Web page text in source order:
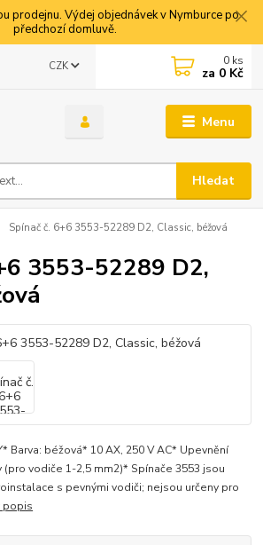
prodejnu. Výdej objednávek v Nymburce po
předchozí domluvě.
Menu
CZK
Hledat
0 ks
za 0 Kč
Spínač č. 6+6 3553-52289 D2, Classic, béžová
3553-52289 D2,
Barva: béžová* 10 AX, 250 V AC* Upevnění
vodiče 1-2,5 mm2)* Spínače 3553 jsou
s pevnými vodiči; nejsou určeny pro
popis